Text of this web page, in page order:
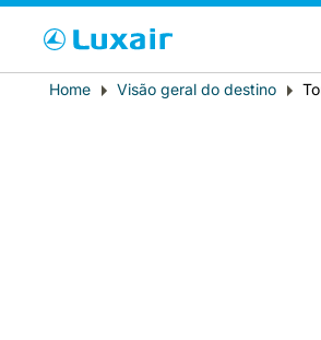
País de residência
Breadcrumb
Home Visão geral do destino